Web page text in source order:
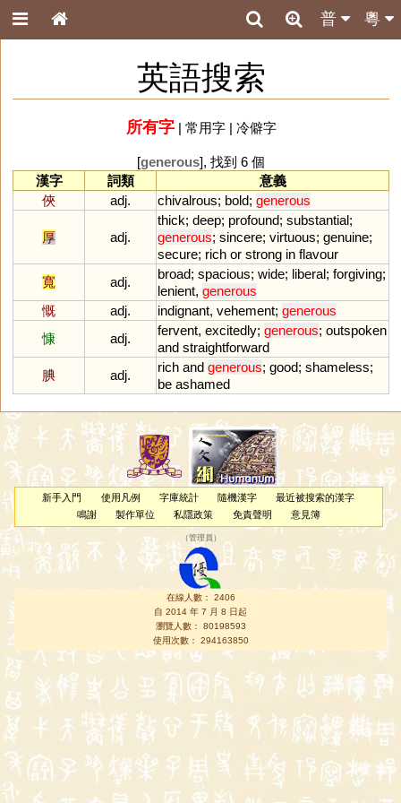
粵
普
英語搜索
所有字| 常用字| 冷僻字
[generous], 找到 6 個
漢字
詞類
意義
俠
adj. chivalrous; bold; generous
厚 adj.
thick; deep; profound; substantial;
generous; sincere; virtuous; genuine;
secure; rich or strong in flavour
寬
adj.
broad; spacious; wide; liberal; forgiving;
lenient, generous
慨
adj. indignant, vehement; generous
慷
adj.
fervent, excitedly; generous; outspoken
and straightforward
腆
adj.
rich and generous; good; shameless;
be ashamed
新手入門 使用凡例 字庫統計 隨機漢字
最近被搜索的漢字
鳴謝
製作單位 私隱政策 免責聲明 意見簿
（管理員 ）
在線人數： 2406
自 2014 年 7 月 8 日起
瀏覽人數： 80198593
使用次數： 294163850